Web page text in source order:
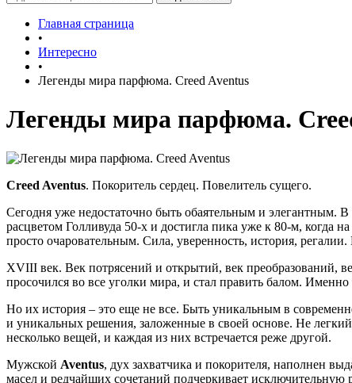
Главная страница
•
Интересно
•
Легенды мира парфюма. Creed Aventus
Легенды мира парфюма.
Creed Aventus. Покоритель сердец. Повелитель сущего.
Сегодня уже недостаточно быть обаятельным и элегантным.
расцветом Голливуда 50-х и достигла пика уже к 80-м,
просто очаровательным. Сила, уверенность, история,
XVIII век. Век потрясений и открытий, век преобразований,
просочился во все уголки мира, и стал править балом.
Но их история – это еще не все. Быть уникальным в
и уникальных решения, заложенные в своей основе. Не
несколько вещей, и каждая из них встречается реже другой.
Мужской Aventus, дух захватчика и покорителя, наполнен
масел и редчайших сочетаний подчеркивает исключительную